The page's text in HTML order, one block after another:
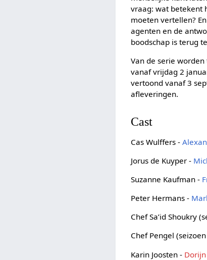
vraag: wat betekent
moeten vertellen?
agenten en de
boodschap is terug
Van de serie
vanaf vrijdag 2
vertoond vanaf 3
afleveringen.
Cast
Cas Wulffers -
Jorus de Kuyper -
Suzanne Kaufman -
Peter Hermans -
Chef Sa’id Shoukry
Chef Pengel
Karin Joosten -